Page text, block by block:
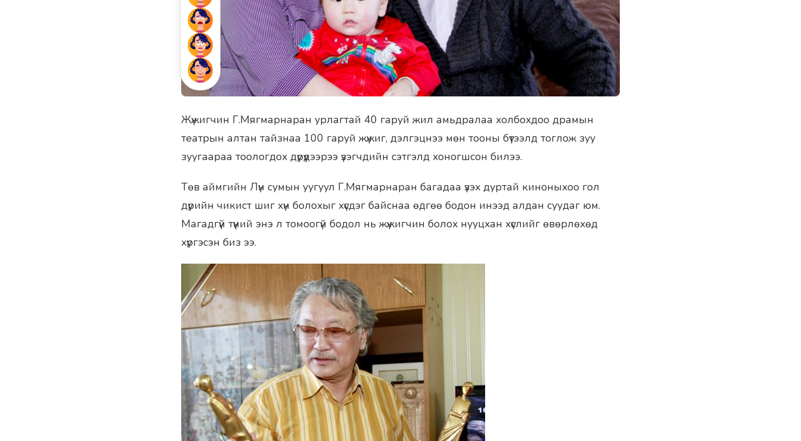
Жүжигчин Г.Мягмарнаран урлагтай 40 гаруй жил амьдралаа холбохдоо драмын
театрын алтан тайзнаа 100 гаруй жүжиг, дэлгэцнээ мөн тооны бүтээлд тоглож зуу
зуугаараа тоологдох дүрүүдээрээ үзэгчдийн сэтгэлд хоногшсон билээ.
Төв аймгийн Лүн сумын уугуул Г.Мягмарнаран багадаа үзэх дуртай киноныхоо гол
дүрийн чикист шиг хүн болохыг хүсдэг байснаа өдгөө бодон инээд алдан суудаг юм.
Магадгүй түүний энэ л томоогүй бодол нь жүжигчин болох нууцхан хүслийг өвөрлөхөд
хүргэсэн биз ээ.